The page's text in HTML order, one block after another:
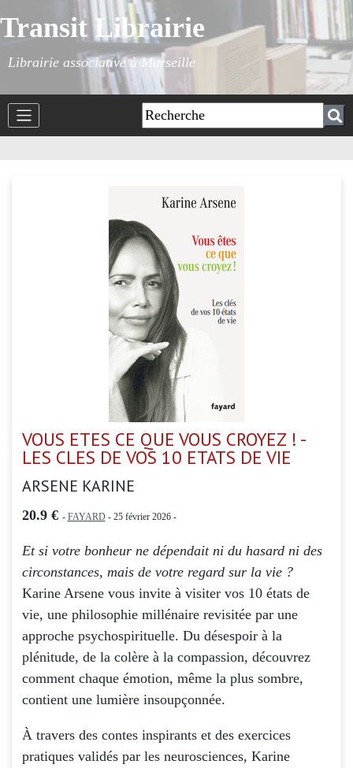
Transit Librairie
Librairie associative à Marseille
VOUS ETES CE QUE VOUS CROYEZ ! -
LES CLES DE VOS 10 ETATS DE VIE
ARSENE KARINE
20.9 € - FAYARD- 25 février 2026 -
Et si votre bonheur ne dépendait ni du hasard ni des
circonstances, mais de votre regard sur la vie ?
Karine Arsene vous invite à visiter vos 10 états de
vie, une philosophie millénaire revisitée par une
approche psychospirituelle. Du désespoir à la
plénitude, de la colère à la compassion, découvrez
comment chaque émotion, même la plus sombre,
contient une lumière insoupçonnée.
À travers des contes inspirants et des exercices
pratiques validés par les neurosciences, Karine